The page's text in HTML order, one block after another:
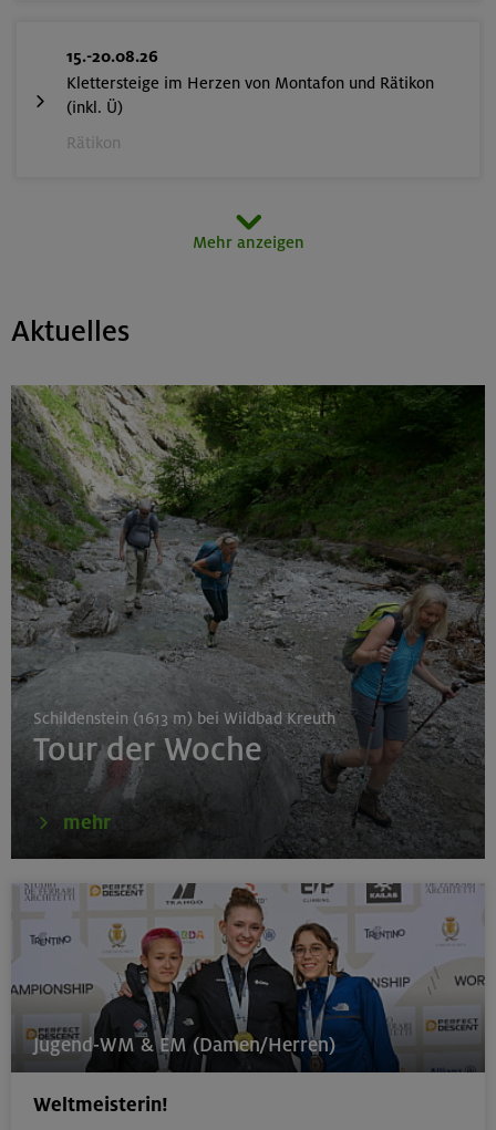
15.-20.08.26
Klettersteige im Herzen von Montafon und Rätikon
(inkl. Ü)
Rätikon
Chiemgauer Alpen
17.-21.08.26
Kinderkletterkurs für Anfänger im Altmühltal
Südlicher Frankenjura
17./18./19.08.26
Grundkurs Klettern indoor
München
16.08.26
Karwendel-Runde
17.08.26
Klettertreff indoor
München
Mehr anzeigen
Aktuelles
Schildenstein (1613 m) bei Wildbad Kreuth
Tour der Woche
mehr
Jugend-WM & EM (Damen/Herren)
Weltmeisterin!